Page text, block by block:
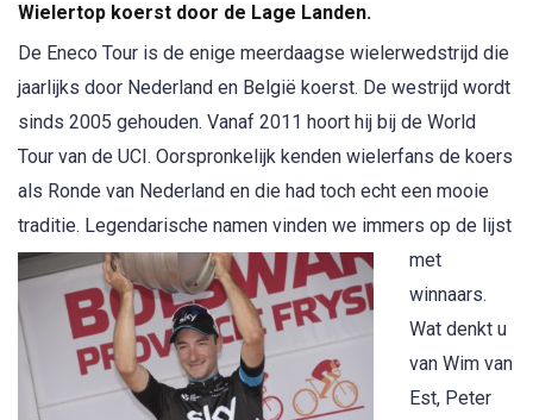
Wielertop koerst door de Lage Landen.
De Eneco Tour is de enige meerdaagse wielerwedstrijd die
jaarlijks door Nederland en België koerst. De westrijd wordt
sinds 2005 gehouden. Vanaf 2011 hoort hij bij de World
Tour van de UCI. Oorspronkelijk kenden wielerfans de koers
als Ronde van Nederland en die had toch echt een mooie
traditie. Legendarische namen vinden we immers op de lijst
met
winnaars.
Wat denkt u
van Wim van
Est, Peter